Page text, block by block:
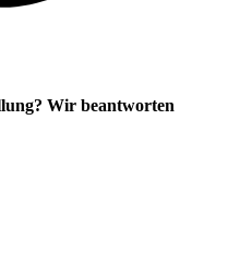
Wir beantworten